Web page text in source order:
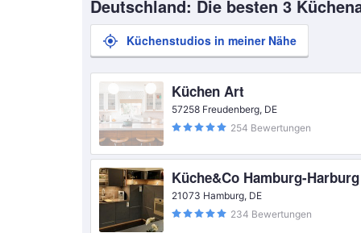
Deutschland: Die besten 3
Küchenstudios in meiner Nähe
Küchen Art
57258 Freudenberg, DE
254 Bewertungen
Küche&Co Hamburg-Harburg
21073 Hamburg, DE
234 Bewertungen